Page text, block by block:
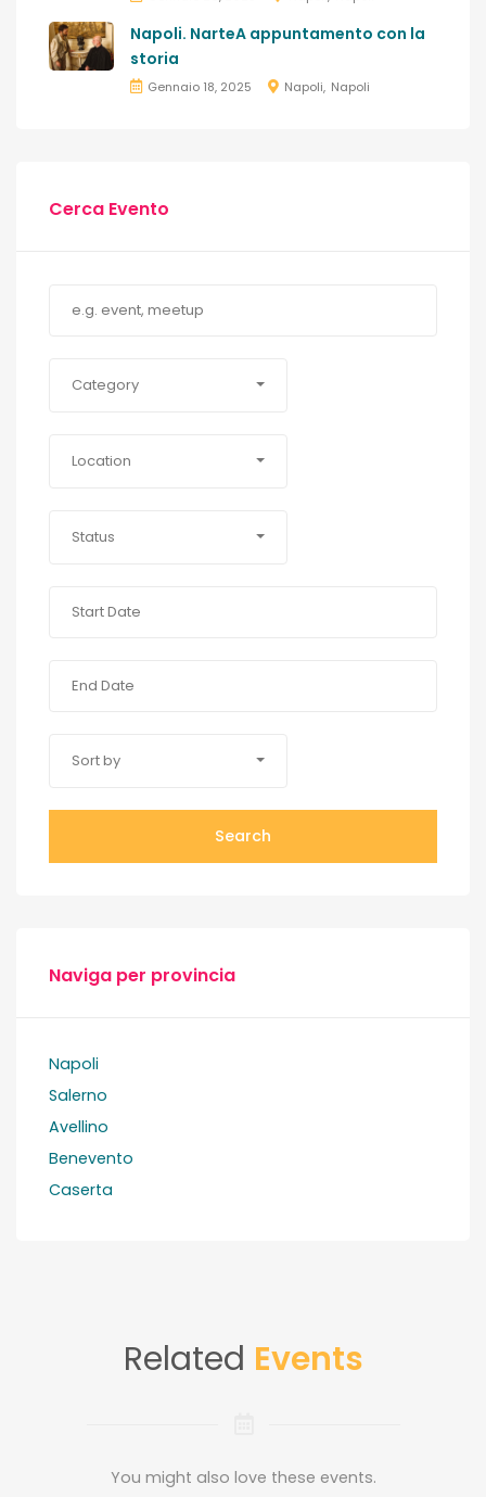
Napoli. NarteA appuntamento con la
storia
Gennaio 18, 2025 Napoli Napoli
Cerca Evento
Category
Location
Status
Sort by
Search
Naviga per provincia
Napoli
Salerno
Avellino
Benevento
Caserta
Related Events
You might also love these events.